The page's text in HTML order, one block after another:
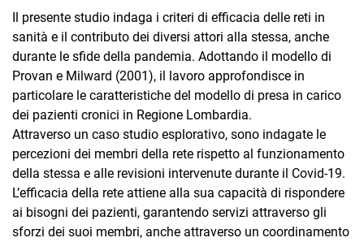
Il presente studio indaga i criteri di efficacia delle reti in
sanità e il contributo dei diversi attori alla stessa, anche
durante le sfide della pandemia. Adottando il modello di
Provan e Milward (2001), il lavoro approfondisce in
particolare le caratteristiche del modello di presa in carico
dei pazienti cronici in Regione Lombardia.
Attraverso un caso studio esplorativo, sono indagate le
percezioni dei membri della rete rispetto al funzionamento
della stessa e alle revisioni intervenute durante il Covid-19.
L’efficacia della rete attiene alla sua capacità di rispondere
ai bisogni dei pazienti, garantendo servizi attraverso gli
sforzi dei suoi membri, anche attraverso un coordinamento